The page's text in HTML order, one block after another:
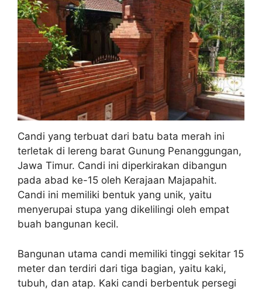
Candi yang terbuat dari batu bata merah ini
terletak di lereng barat Gunung Penanggungan,
Jawa Timur. Candi ini diperkirakan dibangun
pada abad ke-15 oleh Kerajaan Majapahit.
Candi ini memiliki bentuk yang unik, yaitu
menyerupai stupa yang dikelilingi oleh empat
buah bangunan kecil.
Bangunan utama candi memiliki tinggi sekitar 15
meter dan terdiri dari tiga bagian, yaitu kaki,
tubuh, dan atap. Kaki candi berbentuk persegi